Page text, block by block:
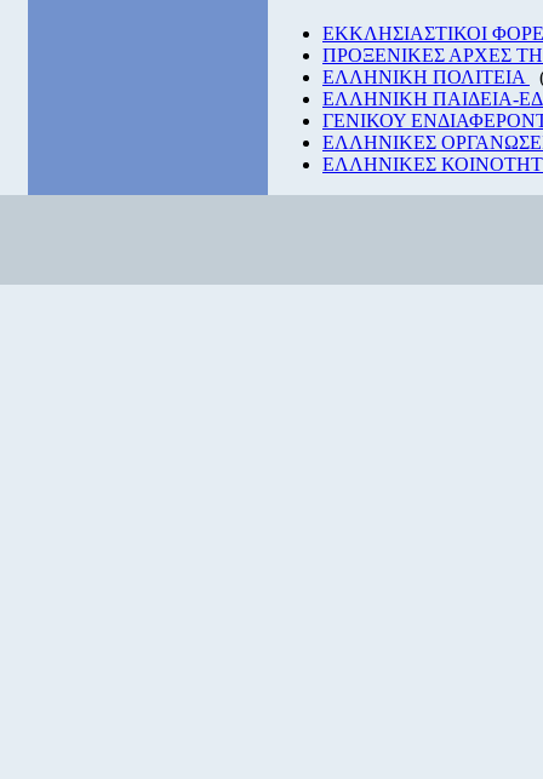
EKKΛΗΣΙΑΣΤΙΚΟΙ
ΠΡΟΞΕΝΙΚΕΣ ΑΡΧΕΣ
ΕΛΛΗΝΙΚΗ ΠΟΛΙΤΕΙΑ
ΕΛΛΗΝΙΚΗ ΠΑΙΔΕΙΑ-
ΓΕΝΙΚΟΥ
ΕΛΛΗΝΙΚΕΣ
ΕΛΛΗΝΙΚΕΣ